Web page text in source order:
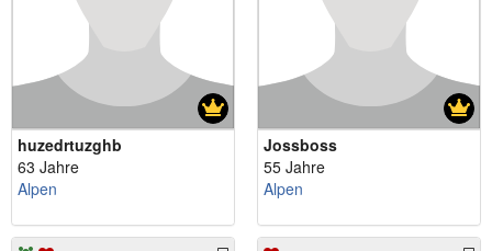
huzedrtuzghb
63 Jahre
Alpen
Jossboss
55 Jahre
Alpen